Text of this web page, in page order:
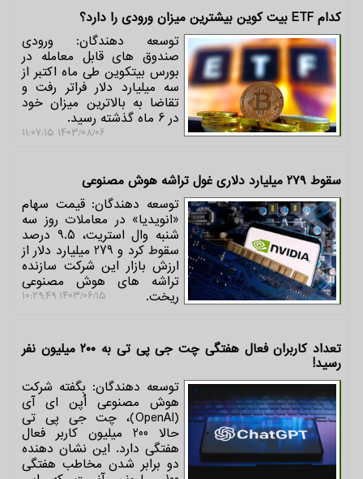
کدام ETF بیت کوین بیشترین میزان ورودی را دارد؟
توسعه دهندگان: ورودی
صندوق های قابل معامله در
بورس بیتکوین طی ماه اکتبر از
سه میلیارد دلار فراتر رفت و
تقاضا به بالاترین میزان خود
در 6 ماه گذشته رسید.
۱۴۰۳/۰۸/۰۶ ۱۱:۰۷:۱۵
سقوط ۲۷۹ میلیارد دلاری غول تراشه هوش مصنوعی
توسعه دهندگان: قیمت سهام
«انویدیا» در معاملات روز سه
شنبه وال استریت، 9.5 درصد
سقوط کرد و 279 میلیارد دلار از
ارزش بازار این شرکت سازنده
تراشه های هوش مصنوعی
ریخت. ۱۴۰۳/۰۶/۱۵ ۱۰:۲۹:۴۹
تعداد کاربران فعال هفتگی چت جی پی تی به ۲۰۰ میلیون نفر
رسید!
توسعه دهندگان: بگفته شرکت
هوش مصنوعی اُپن ای آی
(OpenAI)، چت جی پی تی
حالا 200 میلیون کاربر فعال
هفتگی دارد. این نشان دهنده
دو برابر شدن مخاطب هفتگی